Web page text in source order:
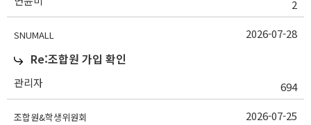
2
SNUMALL
Re:조합원 가입 확인
관리자 694
2026-07-28
조합원&학생위원회 2026-07-25